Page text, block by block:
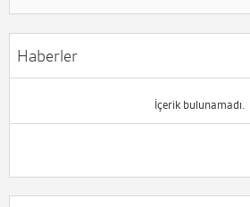
Haberler
İçerik bulunamadı.